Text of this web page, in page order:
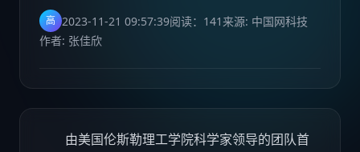
高 2023-11-21 09:57:39阅读： 141来源: 中国网科技
作者: 张佳欣
由美国伦斯勒理工学院科学家领导的团队首